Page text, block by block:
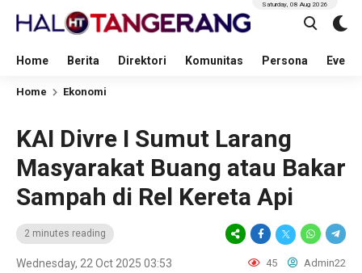
Home Berita Direktori Komunitas Persona Event
Saturday, 08 Aug 2026
Home Ekonomi
KAI Divre I Sumut Larang
Masyarakat Buang atau Bakar
Sampah di Rel Kereta Api
2 minutes reading
Wednesday, 22 Oct 2025 03:53 45 Admin22